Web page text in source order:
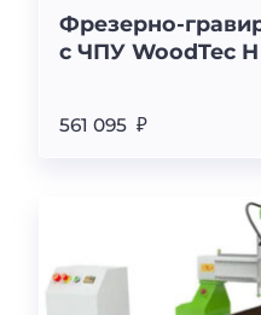
Фрезерно-
с ЧПУ WoodTec H
561 095 ₽